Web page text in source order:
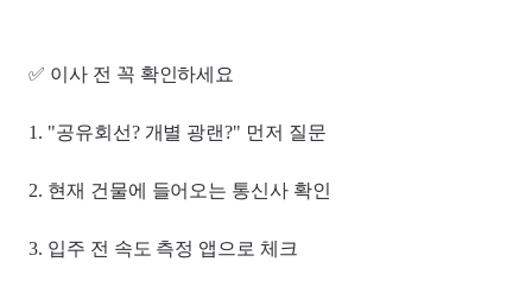
✅ 이사 전 꼭 확인하세요
1. "공유회선? 개별 광랜?" 먼저 질문
2. 현재 건물에 들어오는 통신사 확인
3. 입주 전 속도 측정 앱으로 체크